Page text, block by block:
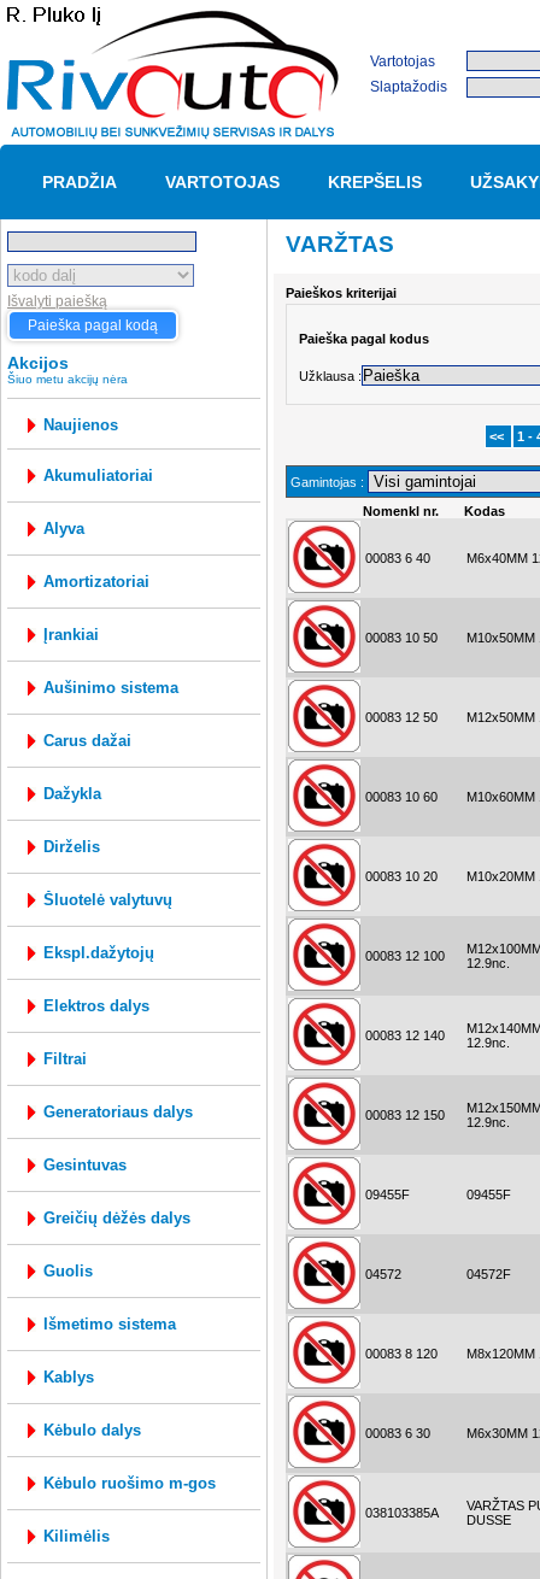
Vartotojas
Slaptažodis
PRADŽIA VARTOTOJAS KREPŠELIS
Išvalyti paiešką
Paieška pagal kodą
Akcijos
Šiuo metu akcijų nėra
Naujienos
akumuliatoriai
alyva
amortizatoriai
įrankiai
aušinimo sistema
carus dažai
dažykla
dirželis
šluotelė valytuvų
ekspl.dažytojų
elektros dalys
filtrai
generatoriaus dalys
gesintuvas
greičių dėžės dalys
guolis
išmetimo sistema
kablys
kėbulo dalys
kėbulo ruošimo m-gos
kilimėlis
VARŽTAS
Paieškos kriterijai
Paieška pagal kodus
Užklausa :
<< 1 -
Gamintojas :
Nomenkl nr.
Kodas
00083 6 40 M6x40MM
00083 10 50 M10x50MM
00083 12 50 M12x50MM
00083 10 60 M10x60MM
00083 10 20 M10x20MM
00083 12 100
12.9nc.
00083 12 140
12.9nc.
00083 12 150
12.9nc.
09455F 09455F
04572 04572F
00083 8 120 M8x120MM
00083 6 30 M6x30MM
038103385A
VARŽTAS
DUSSE